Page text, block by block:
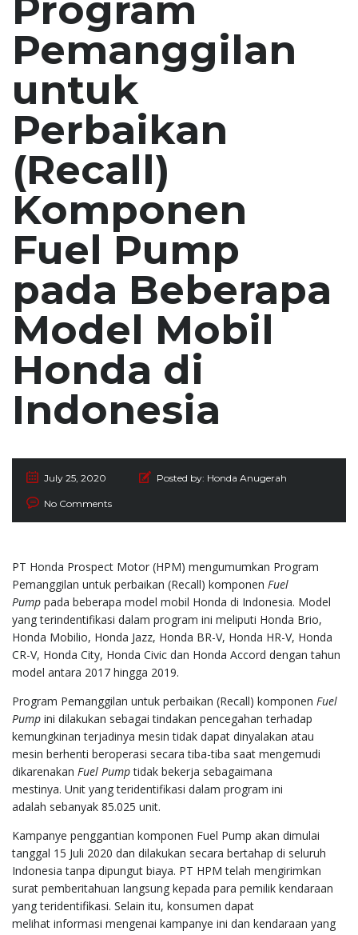
Pemanggilan
untuk
Perbaikan
(Recall)
Komponen
Fuel Pump
pada Beberapa
Model Mobil
Honda di
Indonesia
July 25, 2020 Posted by: Honda Anugerah
No Comments
PT Honda Prospect Motor (HPM) mengumumkan Program
Pemanggilan untuk perbaikan (Recall) komponen Fuel
Pump pada beberapa model mobil Honda di Indonesia. Model
yang terindentifikasi dalam program ini meliputi Honda Brio,
Honda Mobilio, Honda Jazz, Honda BR-V, Honda HR-V, Honda
CR-V, Honda City, Honda Civic dan Honda Accord dengan tahun
model antara 2017 hingga 2019.
Program Pemanggilan untuk perbaikan (Recall) komponen Fuel
Pump ini dilakukan sebagai tindakan pencegahan terhadap
kemungkinan terjadinya mesin tidak dapat dinyalakan atau
mesin berhenti beroperasi secara tiba-tiba saat mengemudi
dikarenakan Fuel Pumptidak bekerja sebagaimana
mestinya. Unit yang teridentifikasi dalam program ini
adalah sebanyak 85.025 unit.
Kampanye penggantian komponen Fuel Pump akan dimulai
tanggal 15 Juli 2020 dan dilakukan secara bertahap di seluruh
Indonesia tanpa dipungut biaya. PT HPM telah mengirimkan
surat pemberitahuan langsung kepada para pemilik kendaraan
yang teridentifikasi. Selain itu, konsumen dapat
melihat informasi mengenai kampanye ini dan kendaraan yang